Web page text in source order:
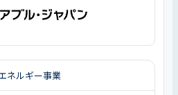
ネルギー事業